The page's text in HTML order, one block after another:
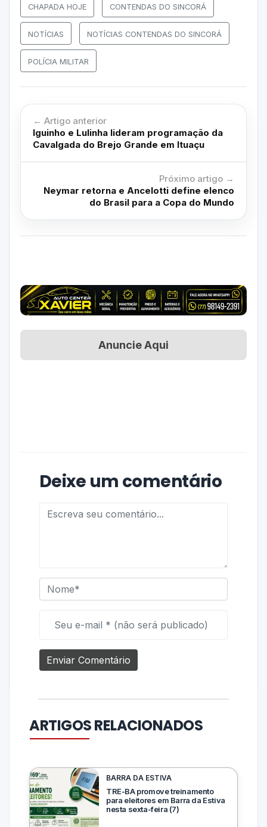
CHAPADA HOJE CONTENDAS DO SINCORÁ
NOTÍCIAS NOTÍCIAS CONTENDAS DO SINCORÁ
POLÍCIA MILITAR
← Artigo anterior
Iguinho e Lulinha lideram programação da
Cavalgada do Brejo Grande em Ituaçu
Próximo artigo →
Neymar retorna e Ancelotti define elenco
do Brasil para a Copa do Mundo
Anuncie Aqui
Deixe um comentário
ARTIGOS RELACIONADOS
BARRA DA ESTIVA
TRE-BA promove treinamento
para eleitores em Barra da Estiva
nesta sexta-feira (7)